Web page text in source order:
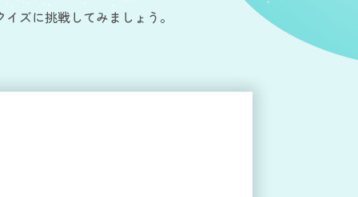
ズに挑戦してみましょう。